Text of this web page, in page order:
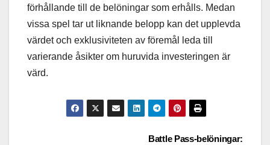
förhållande till de belöningar som erhålls. Medan
vissa spel tar ut liknande belopp kan det upplevda
värdet och exklusiviteten av föremål leda till
varierande åsikter om huruvida investeringen är
värd.
Battle Pass-belöningar: